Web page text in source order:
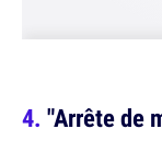
"Arrête de